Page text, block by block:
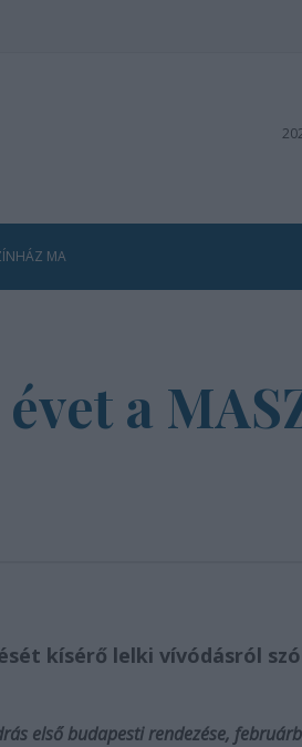
MA
a
sét kísérő lelki vívódásról szó
első budapesti rendezése,